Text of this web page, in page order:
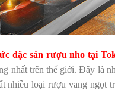
đặc sản rượu nho tại
nhất trên thế giới. Đây là
nhiều loại rượu vang